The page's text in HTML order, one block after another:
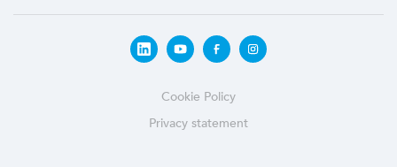
Cookie Policy
Privacy statement